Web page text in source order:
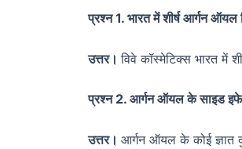
प्रश्न 1. भारत में शीर्ष आर्गन ऑयल
उत्तर।विवे कॉस्मेटिक्स भारत में
प्रश्न 2. आर्गन ऑयल के साइड
उत्तर। आर्गन ऑयल के कोई ज्ञात